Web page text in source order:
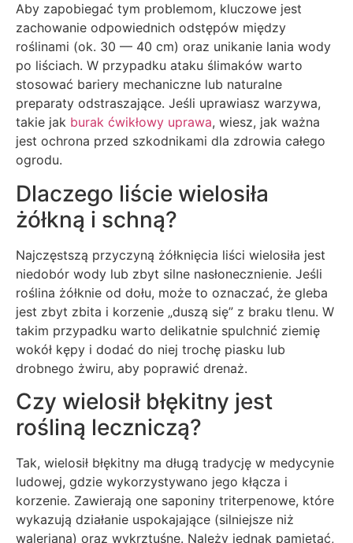
Aby zapobiegać tym problemom, kluczowe jest
zachowanie odpowiednich odstępów między
roślinami (ok. 30 — 40 cm) oraz unikanie lania wody
po liściach. W przypadku ataku ślimaków warto
stosować bariery mechaniczne lub naturalne
preparaty odstraszające. Jeśli uprawiasz warzywa,
takie jak burak ćwikłowy uprawa, wiesz, jak ważna
jest ochrona przed szkodnikami dla zdrowia całego
ogrodu.
Dlaczego liście wielosiła
żółkną i schną?
Najczęstszą przyczyną żółknięcia liści wielosiła jest
niedobór wody lub zbyt silne nasłonecznienie. Jeśli
roślina żółknie od dołu, może to oznaczać, że gleba
jest zbyt zbita i korzenie „duszą się” z braku tlenu. W
takim przypadku warto delikatnie spulchnić ziemię
wokół kępy i dodać do niej trochę piasku lub
drobnego żwiru, aby poprawić drenaż.
Czy wielosił błękitny jest
rośliną leczniczą?
Tak, wielosił błękitny ma długą tradycję w medycynie
ludowej, gdzie wykorzystywano jego kłącza i
korzenie. Zawierają one saponiny triterpenowe, które
wykazują działanie uspokajające (silniejsze niż
waleriana) oraz wykrztuśne. Należy jednak pamiętać,